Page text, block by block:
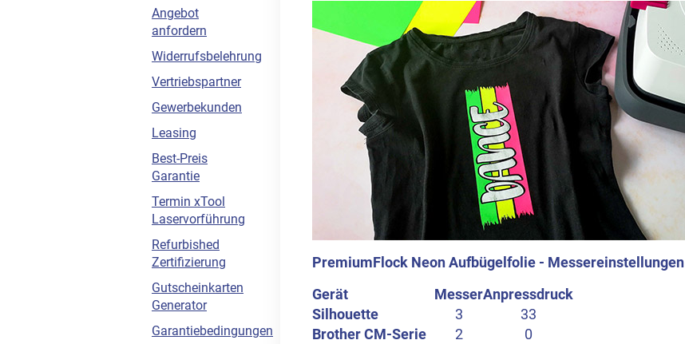
PremiumFlock Neon Aufbügelfolie - Messereinstellungen
Gerät
MesserAnpressdruck
Silhouette
3
33
Brother CM-Serie
2
0
Angebot
anfordern
Widerrufsbelehrung
Vertriebspartner
Gewerbekunden
Leasing
Best-Preis
Garantie
Termin xTool
Laservorführung
Refurbished
Zertifizierung
Gutscheinkarten
Generator
Garantiebedingungen